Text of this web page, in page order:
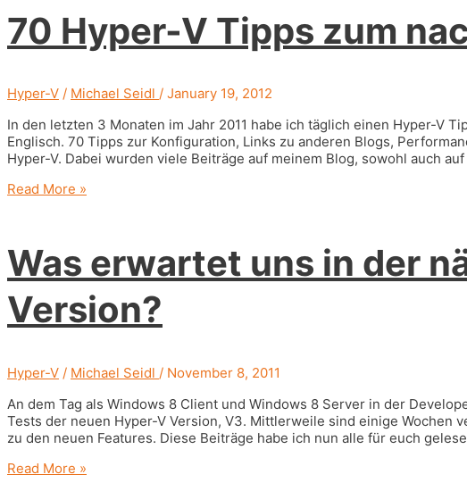
Windows
Server
V
70 Hyper-V Tipps zum
Hyper-V / Michael Seidl / January 19, 2012
In den letzten 3 Monaten im Jahr 2011 habe ich täglich einen Hyper-V
Englisch. 70 Tipps zur Konfiguration, Links zu anderen Blogs,
Hyper-V. Dabei wurden viele Beiträge auf meinem Blog, sowohl auch
70
zum
nachlesen
Read More »
Was erwartet uns in der
Version?
Hyper-V / Michael Seidl / November 8, 2011
An dem Tag als Windows 8 Client und Windows 8 Server in der
Tests der neuen Hyper-V Version, V3. Mittlerweile sind einige Wochen
zu den neuen Features. Diese Beiträge habe ich nun alle für euch
Was
Read More »